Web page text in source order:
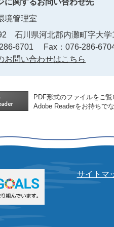
に関するお問い合わせ先
境管理室
石川県河北郡内灘町字大
6701
Fax：076-286-
お問い合わせはこちら
PDF形式のファイルをご
Adobe Readerをお持ちで
サイトマ